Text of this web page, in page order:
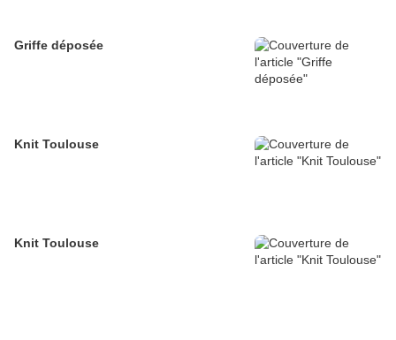
Griffe déposée
Knit Toulouse
Knit Toulouse